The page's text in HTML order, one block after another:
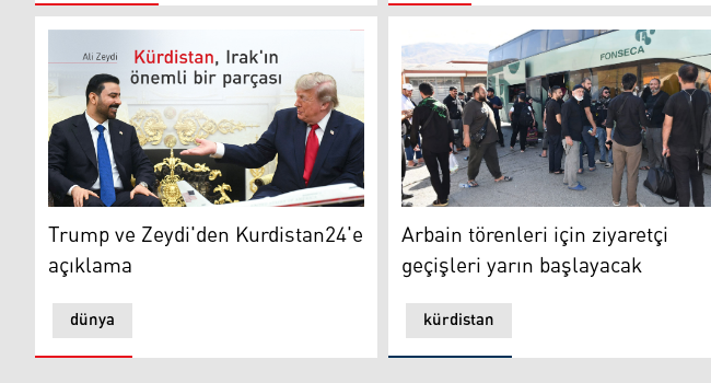
Trump ve Zeydi'den Kurdistan24'e açıklama
dünya
Trump ve Zeydi'den Kurdistan24'e
açıklama
Arbain törenleri için ziyaretçi
kürdistan
Arbain törenleri için ziyaretçi
geçişleri yarın başlayacak